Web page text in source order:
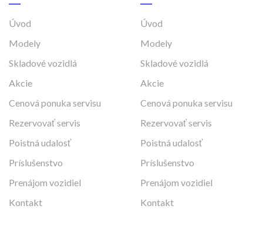
Úvod
Modely
Skladové vozidlá
Akcie
Cenová ponuka servisu
Rezervovať servis
Poistná udalosť
Príslušenstvo
Prenájom vozidiel
Kontakt
Úvod
Modely
Skladové vozidlá
Akcie
Cenová ponuka servisu
Rezervovať servis
Poistná udalosť
Príslušenstvo
Prenájom vozidiel
Kontakt